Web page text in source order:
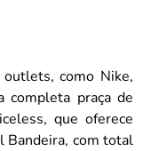
como Nike,
completa praça de
que oferece
Bandeira, com total